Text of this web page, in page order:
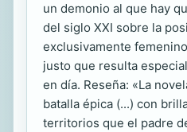
un demonio al que hay
del siglo XXI sobre la
exclusivamente
justo que resulta
en día. Reseña: «La
batalla épica (...) con
territorios que el padre